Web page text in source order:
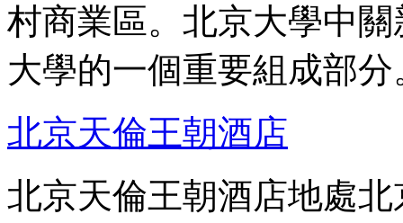
村商業區。北京大學中
大學的一個重要組成部分
北京天倫王朝酒店
北京天倫王朝酒店地處